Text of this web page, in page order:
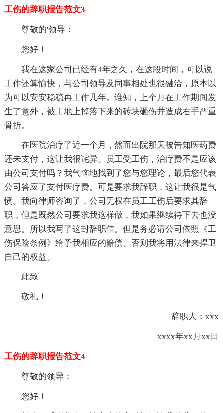
工伤的辞职报告范文3
尊敬的'领导：
您好！
我在这家公司已经有4年之久，在这段时间，可以说
工作还算愉快，与公司领导及同事相处也很融洽，原本以
为可以安安稳稳再工作几年。谁知，上个月在工作期间发
生了意外，被工地上掉落下来的砖块砸伤并造成右手严重
骨折。
在医院治疗了近一个月，然而出院那天被告知医药费
还未支付，这让我很诧异。员工受工伤，治疗费不是应该
由公司支付吗？我气恼地找到了您与您理论，最后您代表
公司答应了支付医疗费。可是要求我辞职，这让我很是气
愤。我向律师咨询了，公司无权在员工工伤后要求其辞
职，但是既然公司要求我这样做，我如果继续待下去也没
意思。所以我写了这封辞职信。但是务必请公司依照《工
伤保险条例》给予我相应的赔偿。否则我将用法律来捍卫
自己的权益。
此致
敬礼！
辞职人：xxx
xxxx年xx月xx日
工伤的辞职报告范文4
尊敬的领导：
您好！